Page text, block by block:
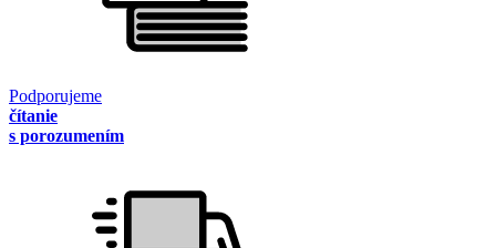
Podporujeme
čítanie
s porozumením